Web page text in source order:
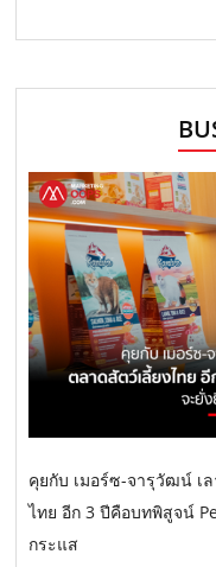
คุยกับ เมอร์ซ-จารุวัฒน์ เ
ไทย อีก 3 ปีคือบทพิสูจน์
กระแส